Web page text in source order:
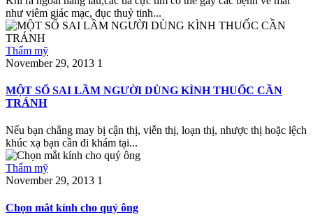
như viêm giác mạc, đục thuỷ tinh...
Thẩm mỹ
November 29, 2013 1
MỘT SỐ SAI LẦM NGƯỜI DÙNG KÌNH THUỐC CẦN
TRÁNH
Nếu bạn chẳng may bị cận thị, viễn thị, loạn thị, nhược thị hoặc lệch
khúc xạ bạn cần đi khám tại...
Thẩm mỹ
November 29, 2013 1
Chọn mắt kính cho quý ông